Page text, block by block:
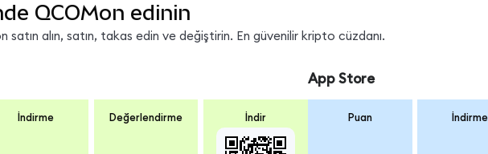
QCOMon edinin
alın, satın, takas edin ve değiştirin. En güvenilir kripto cüzdanı.
İndirme Değerlendirme İndir
App Store
Puan İndirme